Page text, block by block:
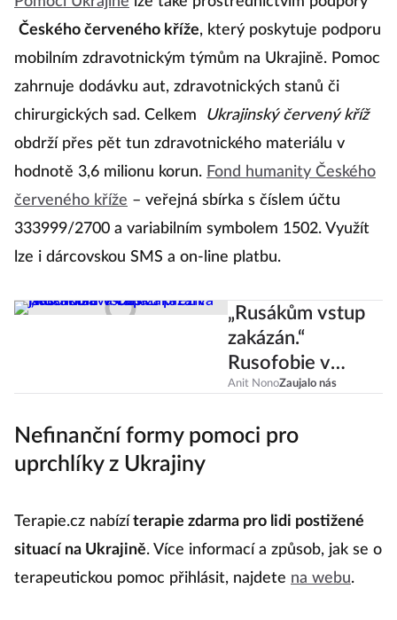
Českého červeného kříže, který poskytuje podporu
mobilním zdravotnickým týmům na Ukrajině. Pomoc
zahrnuje dodávku aut, zdravotnických stanů či
chirurgických sad. Celkem
Ukrajinský červený kříž
obdrží přes pět tun zdravotnického materiálu v
hodnotě 3,6 milionu korun. Fond humanity Českého
červeného kříže – veřejná sbírka s číslem účtu
333999/2700 a variabilním symbolem 1502. Využít
lze i dárcovskou SMS a on-line platbu.
„Rusákům vstup
zakázán.“
Rusofobie v
Česku přežívá
Anit NonoZaujalo nás
Nefinanční formy pomoci pro
uprchlíky z Ukrajiny
Terapie.cz nabízí terapie zdarma pro lidi postižené
situací na Ukrajině. Více informací a způsob, jak se o
terapeutickou pomoc přihlásit, najdete na webu.